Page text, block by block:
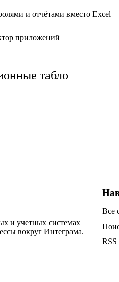
и отчётами вместо
приложений
табло
и учетных системах
вокруг Интеграма.
Все
RSS